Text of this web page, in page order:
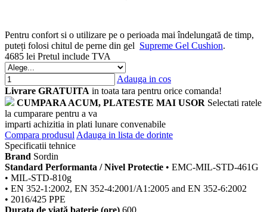
Pentru confort si o utilizare pe o perioada mai îndelungată de timp,
puteți folosi chitul de perne din gel Supreme Gel Cushion.
4685 lei Pretul include TVA
Adauga in cos
Livrare GRATUITA in toata tara pentru orice comanda!
CUMPARA ACUM, PLATESTE MAI USOR Selectati ratele
la cumparare pentru a va
imparti achizitia in plati lunare convenabile
Compara produsul Adauga in lista de dorinte
Specificatii tehnice
Brand Sordin
Standard Performanta / Nivel Protectie • EMC-MIL-STD-461G
• MIL-STD-810g
• EN 352-1:2002, EN 352-4:2001/A1:2005 and EN 352-6:2002
• 2016/425 PPE
Durata de viață baterie (ore) 600